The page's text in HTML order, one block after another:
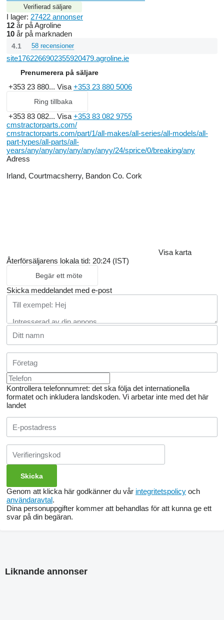
Verifierad säljare
I lager: 27422 annonser
12 år på Agroline
10 år på marknaden
4.1 58 recensioner
site1762266902355920479.agroline.ie
Prenumerera på säljare
+353 23 880... Visa +353 23 880 5006
Ring tillbaka
+353 83 082... Visa +353 83 082 9755
cmstractorparts.com/
cmstractorparts.com/part/1/all-makes/all-series/all-models/all-
part-types/all-parts/all-
years/any/any/any/any/any/anyy/24/sprice/0/breaking/any
Adress
Irland, Courtmacsherry, Bandon Co. Cork
Visa karta
Återförsäljarens lokala tid: 20:24 (IST)
Begär ett möte
Skicka meddelandet med e-post
Kontrollera telefonnumret: det ska följa det internationella
formatet och inkludera landskoden. Vi arbetar inte med det här
landet
Genom att klicka här godkänner du vår integritetspolicy och
användaravtal.
Dina personuppgifter kommer att behandlas för att kunna ge ett
svar på din begäran.
Liknande annonser